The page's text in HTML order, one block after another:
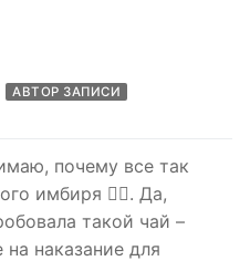
АВТОР ЗАПИСИ
почему все так
имбиря 🤷‍♀️. Да,
такой чай –
наказание для